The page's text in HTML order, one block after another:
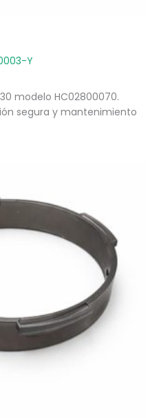
Y
modelo HC02800070.
segura y mantenimiento